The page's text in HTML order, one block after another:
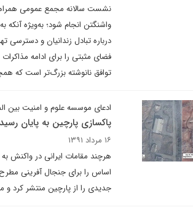
نشست سالانه مجمع عمومی
واشنگتن انجام شود؛ به‌ویژه
درباره تبادل زندانیان و دسترسی
فضای مثبتی را برای ادامه
توافق نانوشته بزرگ‌تر است که
ادعای موسسه علوم و امنیت بین
پاکسازی پارچین به پایان
۱۶ مرداد ۱۳۹۱
هرچند مقامات ایرانی در واکنش
اساس را برای جنجال آفرینی
جدیدی را از پارچین منتشر کرد